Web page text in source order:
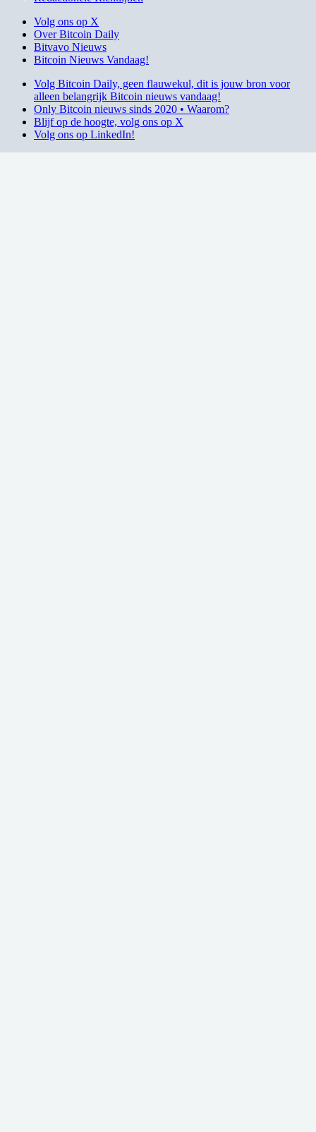
Volg ons op X
Over Bitcoin Daily
Bitvavo Nieuws
Bitcoin Nieuws Vandaag!
Volg Bitcoin Daily, geen flauwekul, dit is jouw bron voor
alleen belangrijk Bitcoin nieuws vandaag!
Only Bitcoin nieuws sinds 2020 • Waarom?
Blijf op de hoogte, volg ons op X
Volg ons op LinkedIn!